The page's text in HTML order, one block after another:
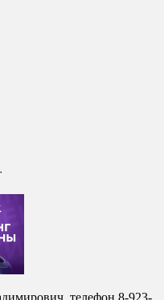
телефон 8-923-